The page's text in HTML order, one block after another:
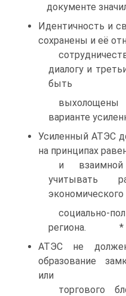
документе
Идентичность и
сохранены и её
диалогу и
быть
выхолощены
варианте
Усиленный АТЭС
на принципах
и
учитывать
экономического
социально-
региона. *
АТЭС не
образование
или
торгового